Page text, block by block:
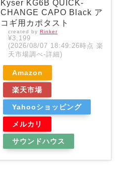
Kyser KG6B QUICK-
CHANGE CAPO Black ア
コギ用カポタスト
created by Rinker
¥3,199
(2026/08/07 18:49:26時点 楽
天市場調べ-詳細)
Amazon
楽天市場
Yahooショッピング
メルカリ
サウンドハウス